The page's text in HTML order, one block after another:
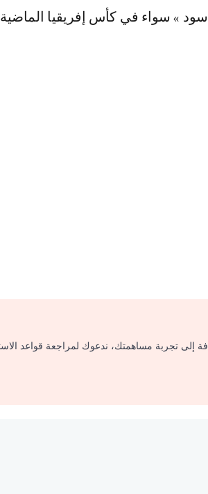
» سواء في كأس إفريقيا الماضية
إلى تجربة مساهمتك، ندعوك لمراجعة قواعد